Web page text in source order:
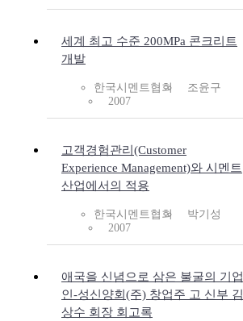
세계 최고 수준 200MPa 콘크리트
개발
한국시멘트협회
조윤구
2007
고객경험관리(Customer
Experience Management)와 시멘트
산업에서의 적용
한국시멘트협회
박기성
2007
애국을 신념으로 삼은 불굴의 기업
인-성신양회(주) 창업주 고 신부 김
상수 회장 회고록